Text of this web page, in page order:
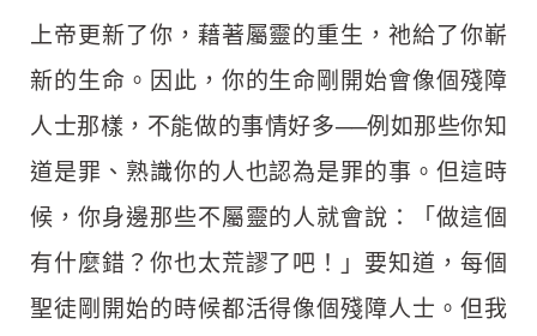
上帝更新了你，藉著屬靈的重生，祂給了你嶄
新的生命。因此，你的生命剛開始會像個殘障
人士那樣，不能做的事情好多──例如那些你知
道是罪、熟識你的人也認為是罪的事。但這時
候，你身邊那些不屬靈的人就會說：「做這個
有什麼錯？你也太荒謬了吧！」要知道，每個
聖徒剛開始的時候都活得像個殘障人士。但我